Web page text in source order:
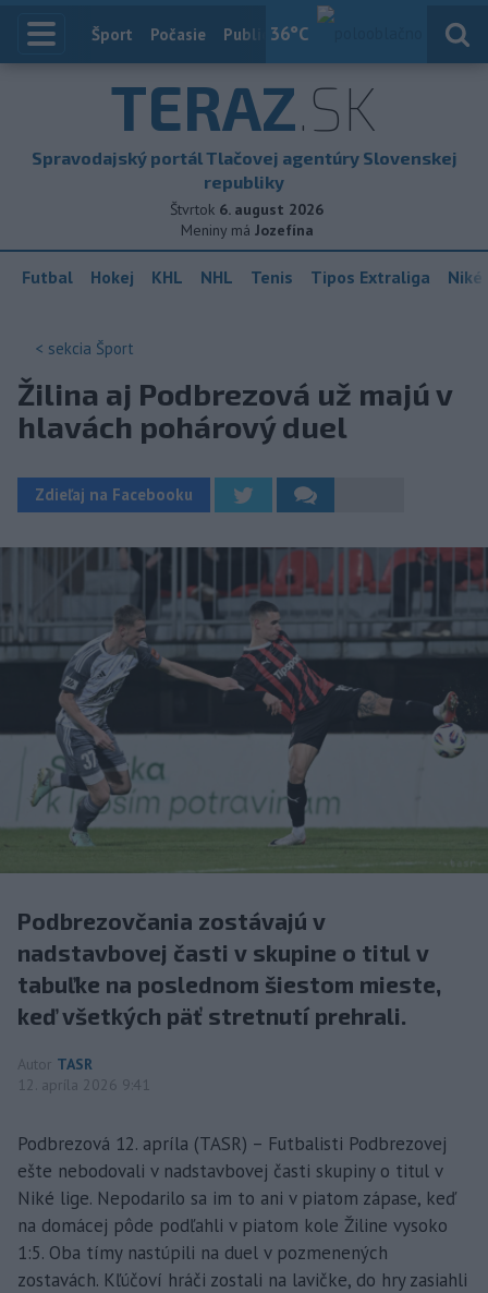
36°C
Index
Šport Počasie Publicistika
TERAZ.SK
Spravodajský portál Tlačovej agentúry Slovenskej
republiky
Štvrtok 6. august 2026
Meniny má Jozefína
Futbal Hokej KHL NHL Tenis Tipos Extraliga
< sekcia Šport
Žilina aj Podbrezová už majú v
hlavách pohárový duel
Zdieľaj na Facebooku
Podbrezovčania zostávajú v
nadstavbovej časti v skupine o titul v
tabuľke na poslednom šiestom mieste,
keď všetkých päť stretnutí prehrali.
Autor TASR
12. apríla 2026 9:41
Podbrezová 12. apríla (TASR) – Futbalisti Podbrezovej
ešte nebodovali v nadstavbovej časti skupiny o titul v
Niké lige. Nepodarilo sa im to ani v piatom zápase, keď
na domácej pôde podľahli v piatom kole Žiline vysoko
1:5. Oba tímy nastúpili na duel v pozmenených
zostavách. Kľúčoví hráči zostali na lavičke, do hry zasiahli